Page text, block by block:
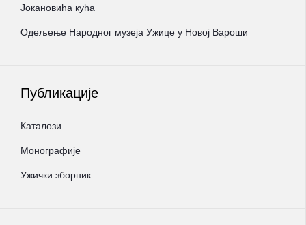
Јокановића кућа
Oдељење Народног музеја Ужице у Новој Вароши
Публикације
Каталози
Монографије
Ужички зборник